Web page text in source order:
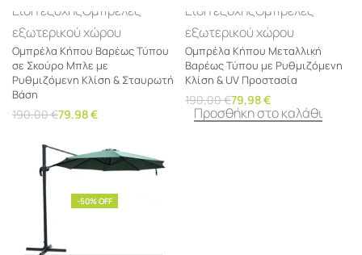
Είδη εξοχήςΟμπρέλες
εξωτερικού χώρου
Ομπρέλα Κήπου Βαρέως Τύπου
σε Σκούρο Μπλε με
Ρυθμιζόμενη Κλίση & Σταυρωτή
Βάση
190,00€79,98€
Είδη εξοχήςΟμπρέλες
εξωτερικού χώρου
Ομπρέλα Κήπου Μεταλλική
Βαρέως Τύπου με Ρυθμιζόμενη
Κλίση & UV Προστασία
190,00€79,98€
Προσθήκη στο καλάθι
-50% OFF